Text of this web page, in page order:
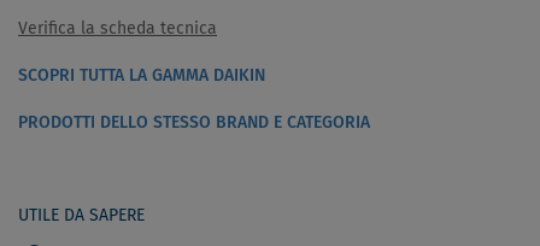
Verifica la scheda tecnica
SCOPRI TUTTA LA GAMMA DAIKIN
PRODOTTI DELLO STESSO BRAND E CATEGORIA
UTILE DA SAPERE